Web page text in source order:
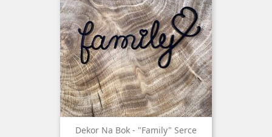
Dekor Na Bok - "family" Serce